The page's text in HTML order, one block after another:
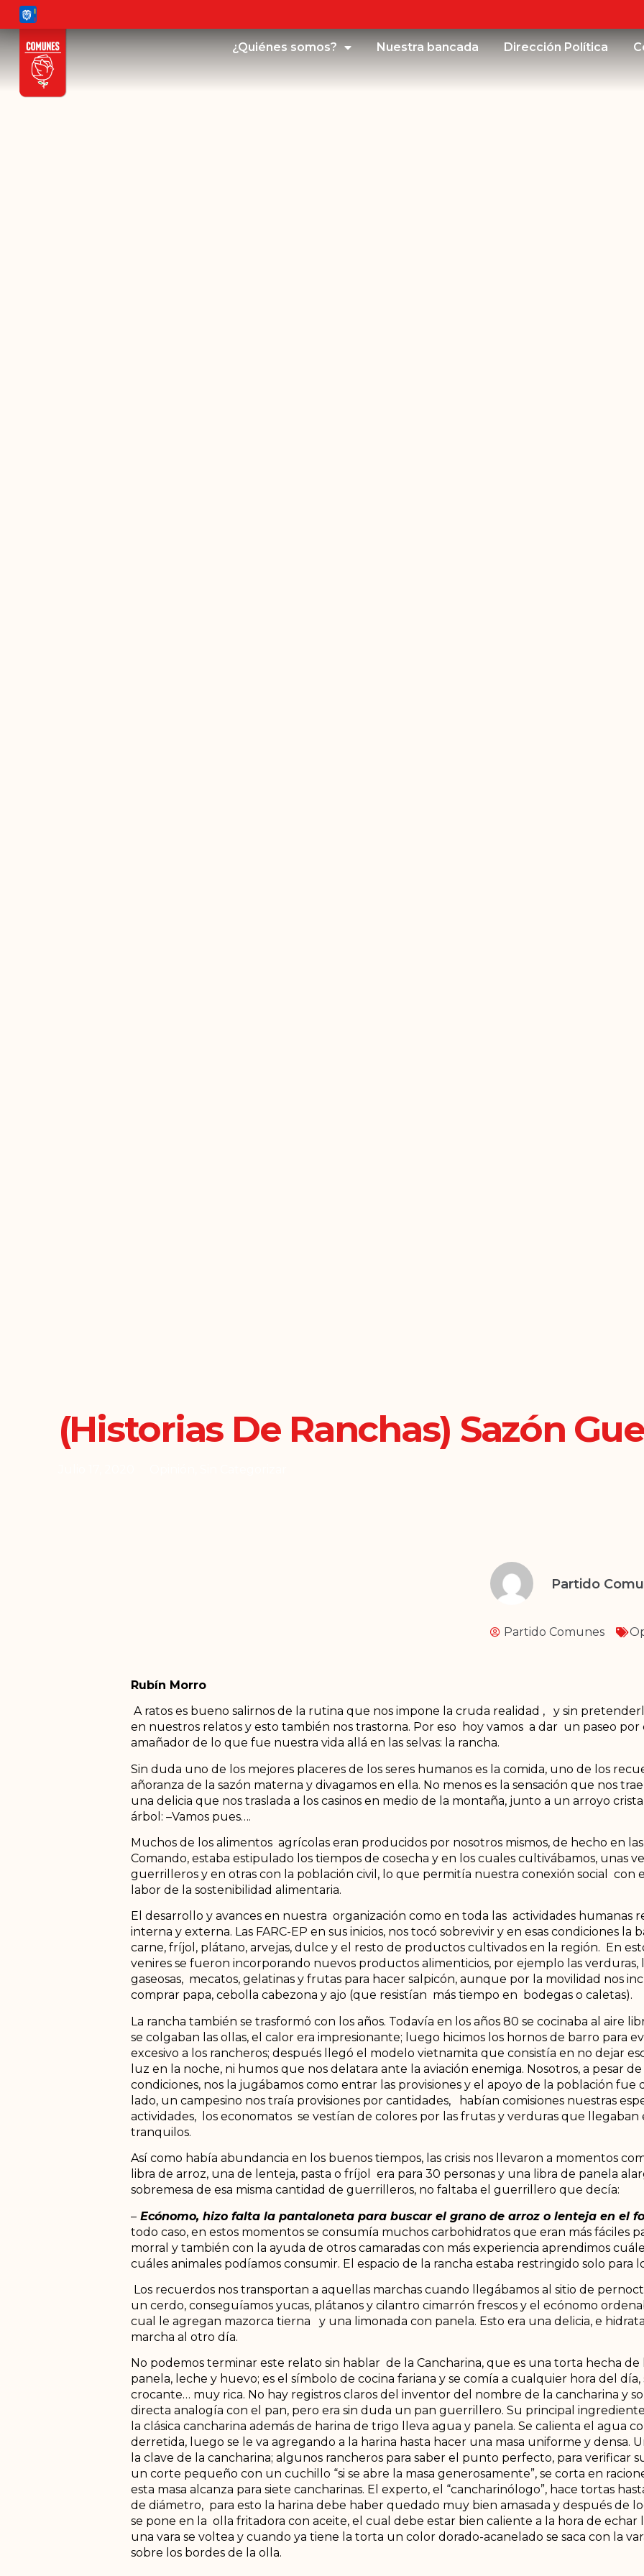
¿Quiénes somos? Nuestra bancada Dirección Política
(Historias De Ranchas) Sazón
Partido
Partido Comunes
Rubín Morro
A ratos es bueno salirnos de la rutina que nos impone la cruda realidad , y sin
en nuestros relatos y esto también nos trastorna. Por eso hoy vamos a dar un paseo por
amañador de lo que fue nuestra vida allá en las selvas: la rancha.
Sin duda uno de los mejores placeres de los seres humanos es la comida, uno de los
añoranza de la sazón materna y divagamos en ella. No menos es la sensación que nos
una delicia que nos traslada a los casinos en medio de la montaña, junto a un arroyo
árbol: –Vamos pues….
Muchos de los alimentos agrícolas eran producidos por nosotros mismos, de hecho en
Comando, estaba estipulado los tiempos de cosecha y en los cuales cultivábamos, unas
guerrilleros y en otras con la población civil, lo que permitía nuestra conexión social con
labor de la sostenibilidad alimentaria.
El desarrollo y avances en nuestra organización como en toda las actividades humanas
interna y externa. Las FARC-EP en sus inicios, nos tocó sobrevivir y en esas condiciones la
carne, fríjol, plátano, arvejas, dulce y el resto de productos cultivados en la región. En
venires se fueron incorporando nuevos productos alimenticios, por ejemplo las verduras,
gaseosas, mecatos, gelatinas y frutas para hacer salpicón, aunque por la movilidad nos
comprar papa, cebolla cabezona y ajo (que resistían más tiempo en bodegas o caletas).
La rancha también se trasformó con los años. Todavía en los años 80 se cocinaba al aire
se colgaban las ollas, el calor era impresionante; luego hicimos los hornos de barro para
excesivo a los rancheros; después llegó el modelo vietnamita que consistía en no dejar
luz en la noche, ni humos que nos delatara ante la aviación enemiga. Nosotros, a pesar
condiciones, nos la jugábamos como entrar las provisiones y el apoyo de la población
lado, un campesino nos traía provisiones por cantidades, habían comisiones nuestras
actividades, los economatos se vestían de colores por las frutas y verduras que llegaban
tranquilos.
Así como había abundancia en los buenos tiempos, las crisis nos llevaron a momentos
libra de arroz, una de lenteja, pasta o fríjol era para 30 personas y una libra de panela
sobremesa de esa misma cantidad de guerrilleros, no faltaba el guerrillero que decía:
–Ecónomo, hizo falta la pantaloneta para buscar el grano de arroz o lenteja en el
todo caso, en estos momentos se consumía muchos carbohidratos que eran más fáciles
morral y también con la ayuda de otros camaradas con más experiencia aprendimos
cuáles animales podíamos consumir. El espacio de la rancha estaba restringido solo para
Los recuerdos nos transportan a aquellas marchas cuando llegábamos al sitio de
un cerdo, conseguíamos yucas, plátanos y cilantro cimarrón frescos y el ecónomo
cual le agregan mazorca tierna y una limonada con panela. Esto era una delicia, e
marcha al otro día.
No podemos terminar este relato sin hablar de la Cancharina, que es una torta hecha de
panela, leche y huevo; es el símbolo de cocina fariana y se comía a cualquier hora del
crocante… muy rica. No hay registros claros del inventor del nombre de la cancharina y
directa analogía con el pan, pero era sin duda un pan guerrillero. Su principal
la clásica cancharina además de harina de trigo lleva agua y panela. Se calienta el agua
derretida, luego se le va agregando a la harina hasta hacer una masa uniforme y densa.
la clave de la cancharina; algunos rancheros para saber el punto perfecto, para verificar
un corte pequeño con un cuchillo “si se abre la masa generosamente”, se corta en
esta masa alcanza para siete cancharinas. El experto, el “cancharinólogo”, hace tortas
de diámetro, para esto la harina debe haber quedado muy bien amasada y después de
se pone en la olla fritadora con aceite, el cual debe estar bien caliente a la hora de echar
una vara se voltea y cuando ya tiene la torta un color dorado-acanelado se saca con la
sobre los bordes de la olla.